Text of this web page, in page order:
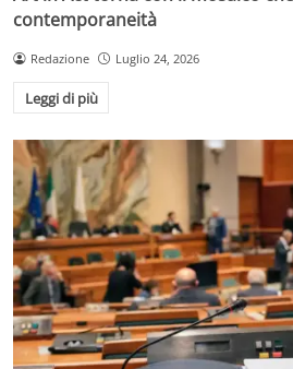
contemporaneità
Redazione Luglio 24, 2026
Leggi di più